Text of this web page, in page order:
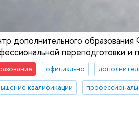
дополнительного образования
переподготовки и
официально
квалификации